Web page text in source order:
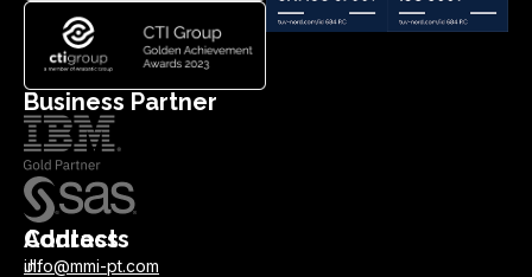
Business Partner
Address
Jl.
Contacts
info@mmi-pt.com